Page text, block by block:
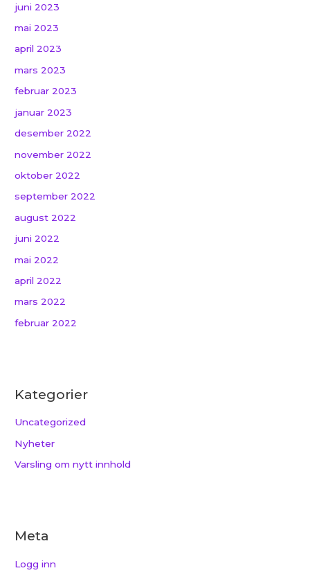
juni 2023
mai 2023
april 2023
mars 2023
februar 2023
januar 2023
desember 2022
november 2022
oktober 2022
september 2022
august 2022
juni 2022
mai 2022
april 2022
mars 2022
februar 2022
Kategorier
Uncategorized
Nyheter
Varsling om nytt innhold
Meta
Logg inn